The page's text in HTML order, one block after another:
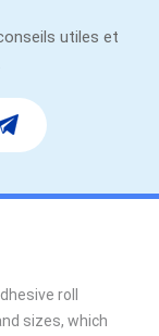
utiles et
roll
sizes, which